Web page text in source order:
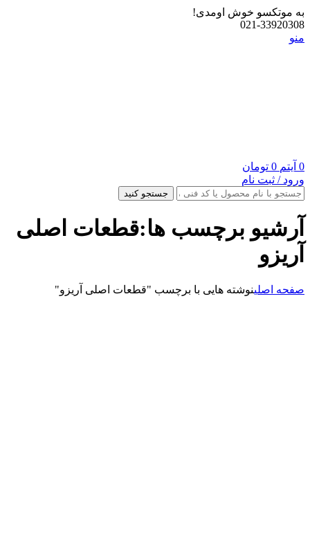
به موتکسو خوش اومدی!
021-33920308
منو
0 آیتم 0 تومان
ورود / ثبت نام
جستجو کنید
آرشیو برچسب ها:قطعات اصلی
آریزو
صفحه اصلینوشته هایی با برچسب "قطعات اصلی آریزو"